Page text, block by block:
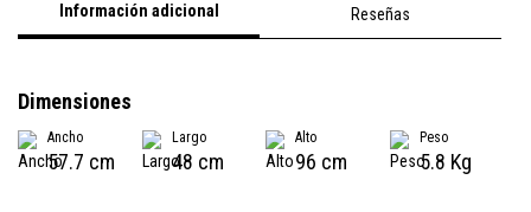
Información adicional Reseñas
Dimensiones
Ancho
57.7 cm
Largo
48 cm
Alto
96 cm
Peso
5.8 Kg